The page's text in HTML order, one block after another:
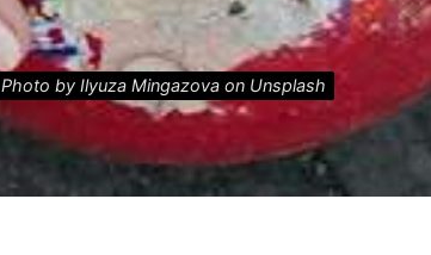
Photo by Ilyuza Mingazova on Unsplash